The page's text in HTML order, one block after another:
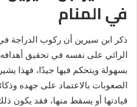
في المنام
ذكر ابن سيرين أن ركوب الدراجة
الرائي على نفسه في تحقيق
بسهولة ويتحكم فيها جيدًا، فهذا
الصعوبات بالاعتماد على جهده
قيادتها أو يسقط منها، فقد يكون